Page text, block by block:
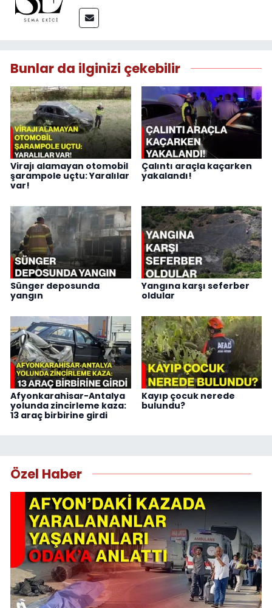
Bunlar da ilginizi çekebilir
Virajı alamayan otomobil
şarampole uçtu: Yaralılar
var!
Çalıntı araçla kaçarken
yakalandı!
Sünger deposunda
yangın
Yangına karşı seferber
oldular
Afyonkarahisar-Antalya
yolunda zincirleme kaza:
13 araç birbirine girdi
Kayıp çocuk nerede
bulundu?
Özel Haber